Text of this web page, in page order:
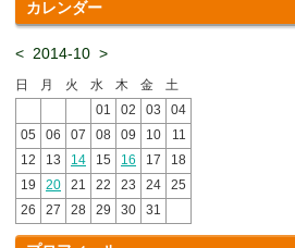
カレンダー
< 2014-10 >
日 月 火 水 木 金
土
01
02 03
04
05
06 07 08 09 10
11
12
13 14 15 16 17
18
19
20 21 22 23 24
25
26
27 28 29 30 31